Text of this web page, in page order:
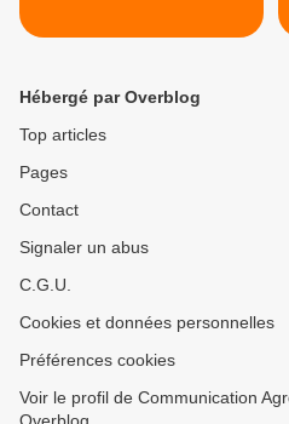
Hébergé par Overblog
Top articles
Pages
Contact
Signaler un abus
C.G.U.
Cookies et données personnelles
Préférences cookies
Voir le profil de Communication